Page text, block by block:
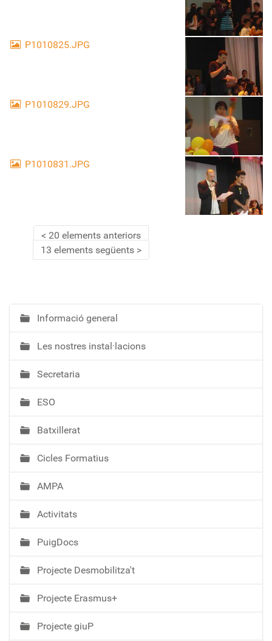
P1010825.JPG
P1010829.JPG
P1010831.JPG
20 elements anteriors
13 elements següents
N
a
v
e
g
a
c
ó
Informació general
Les nostres instal·lacions
Secretaria
ESO
Batxillerat
Cicles Formatius
AMPA
Activitats
PuigDocs
Projecte Desmobilitza't
Projecte Erasmus+
Projecte giuP